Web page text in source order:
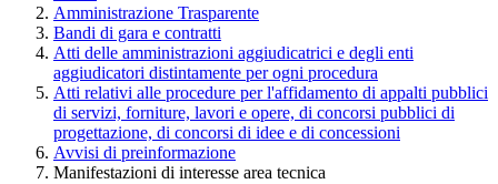
Amministrazione Trasparente
Bandi di gara e contratti
Atti delle amministrazioni aggiudicatrici e degli enti
aggiudicatori distintamente per ogni procedura
Atti relativi alle procedure per l'affidamento di appalti pubblici
di servizi, forniture, lavori e opere, di concorsi pubblici di
progettazione, di concorsi di idee e di concessioni
Avvisi di preinformazione
Manifestazioni di interesse area tecnica